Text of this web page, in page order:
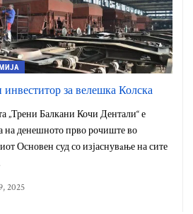
инвеститор за велешка Колска
„Трени Балкани Кочи Дентали“ е
на денешното прво рочиште во
Основен суд со изјаснувaње на сите
2025